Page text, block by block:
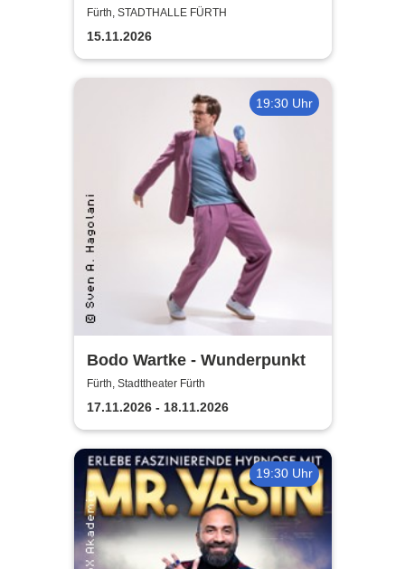
Ballet Classique
Fürth, STADTHALLE FÜRTH
15.11.2026
19:30 Uhr
Bodo Wartke - Wunderpunkt
Fürth, Stadttheater Fürth
17.11.2026 - 18.11.2026
19:30 Uhr